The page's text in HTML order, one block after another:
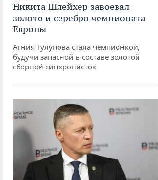
Никита Шлейхер завоевал
золото и серебро чемпионата
Европы
Агния Тулупова стала чемпионкой,
будучи запасной в составе золотой
сборной синхронисток